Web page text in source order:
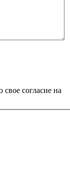
согласие на